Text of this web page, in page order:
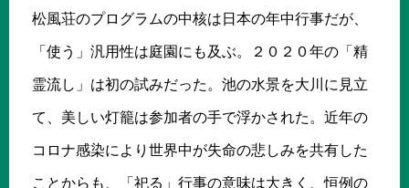
松風荘のプログラムの中核は日本の年中行事だが、
「使う」汎用性は庭園にも及ぶ。２０２０年の「精
霊流し」は初の試みだった。池の水景を大川に見立
て、美しい灯籠は参加者の手で浮かされた。近年の
コロナ感染により世界中が失命の悲しみを共有した
ことからも、「祀る」行事の意味は大きく、恒例の